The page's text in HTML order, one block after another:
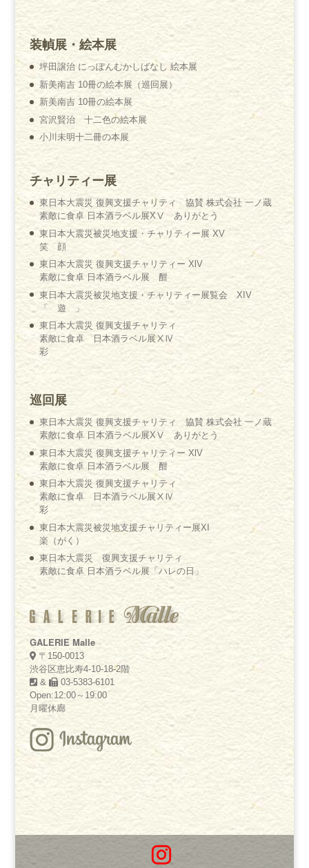
装幀展・絵本展
坪田譲治 にっぽんむかしばなし 絵本展
新美南吉 10冊の絵本展（巡回展）
新美南吉 10冊の絵本展
宮沢賢治 十二色の絵本展
小川未明十二冊の本展
チャリティー展
東日本大震災 復興支援チャリティ 協賛 株式会社 一ノ蔵
素敵に食卓 日本酒ラベル展XⅤ ありがとう
東日本大震災被災地支援・チャリティー展 XV
笑 顔
東日本大震災 復興支援チャリティー XlV
素敵に食卓 日本酒ラベル展 酣
東日本大震災被災地支援・チャリティー展覧会 XIV
「 遊 」
東日本大震災 復興支援チャリティ
素敵に食卓 日本酒ラベル展ⅩⅣ
彩
巡回展
東日本大震災 復興支援チャリティ 協賛 株式会社 一ノ蔵
素敵に食卓 日本酒ラベル展XⅤ ありがとう
東日本大震災 復興支援チャリティー XlV
素敵に食卓 日本酒ラベル展 酣
東日本大震災 復興支援チャリティ
素敵に食卓 日本酒ラベル展ⅩⅣ
彩
東日本大震災被災地支援チャリティー展XI
楽（がく）
東日本大震災 復興支援チャリティ
素敵に食卓 日本酒ラベル展「ハレの日」
GALERIE Malle
〒150-0013
渋谷区恵比寿4-10-18-2階
&
03-5383-6101
Open:12:00～19:00
月曜休廊